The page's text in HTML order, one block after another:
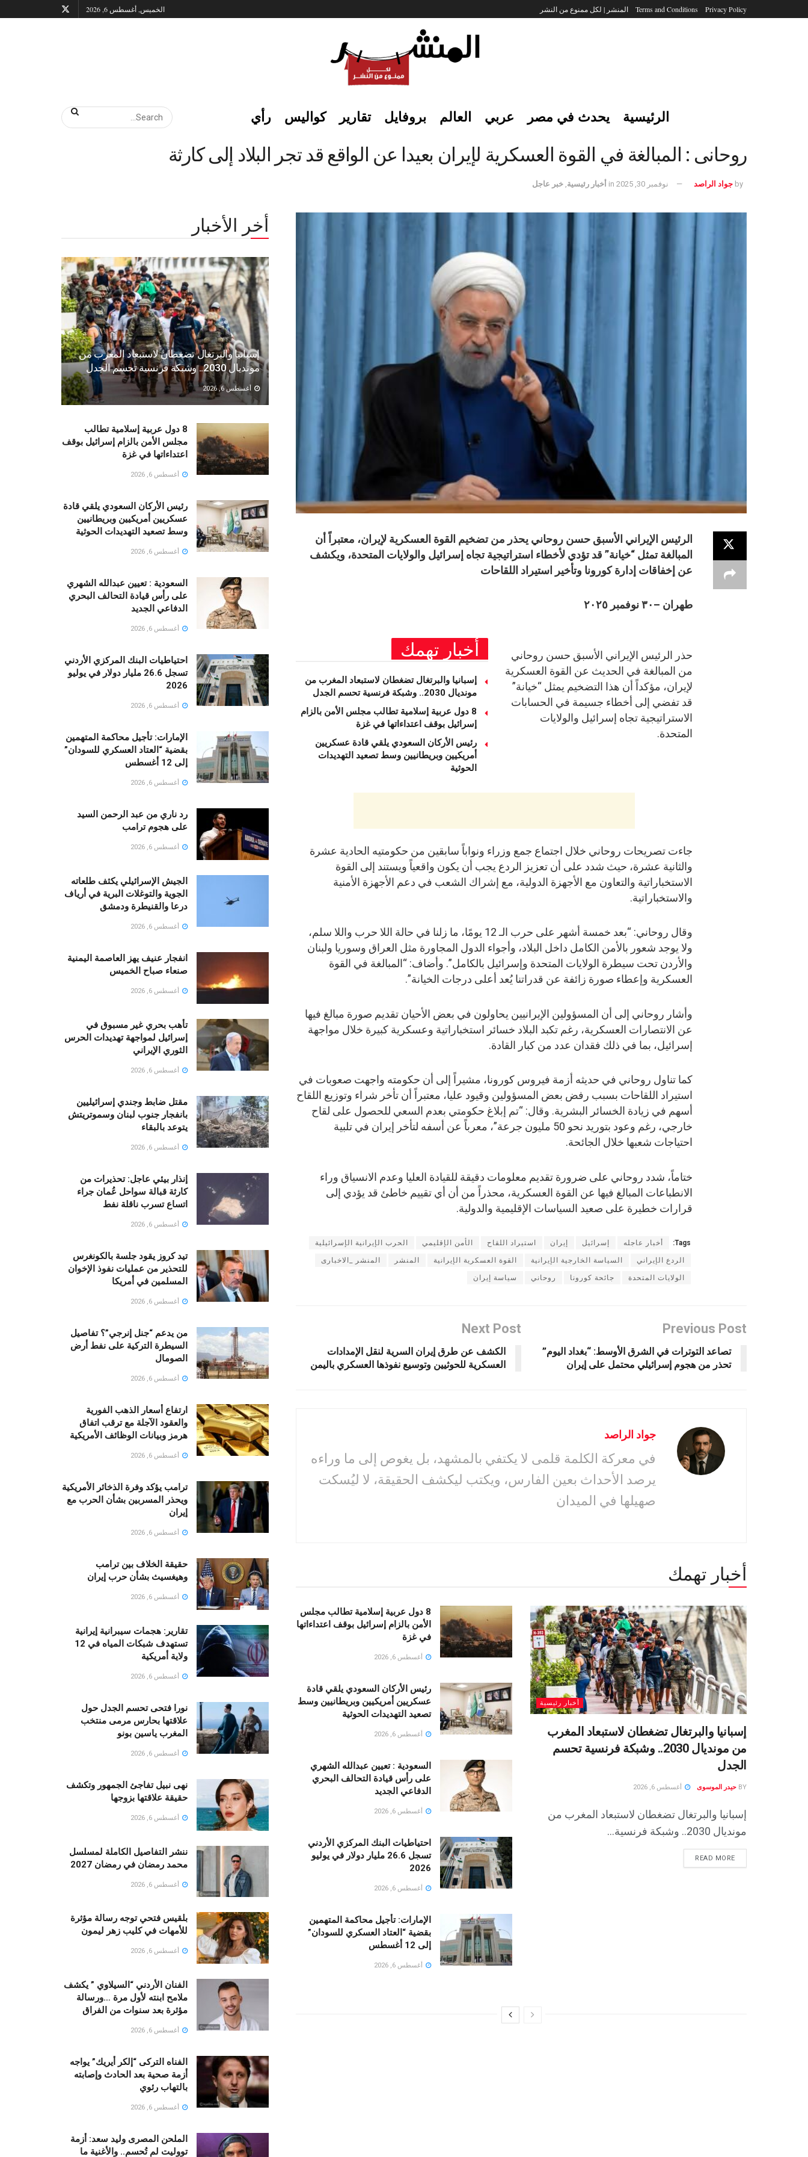
Privacy Policy
Terms and Conditions المنشر | لكل ممنوع من النشر الخميس, أغسطس 6, 2026
الرئيسية يحدث في مصر عربي العالم بروفايل تقارير كواليس رأي
روحانى : المبالغة في القوة العسكرية لإيران بعيدا عن الواقع قد تجر البلاد إلى كارثة
by جواد الراصد نوفمبر 30, 2025 in أخبار رئيسية خبر عاجل
الرئيس الإيراني الأسبق حسن روحاني يحذر من تضخيم القوة العسكرية لإيران، معتبراً أن
المبالغة تمثل “خيانة” قد تؤدي لأخطاء استراتيجية تجاه إسرائيل والولايات المتحدة، ويكشف
عن إخفاقات إدارة كورونا وتأخير استيراد اللقاحات
طهران –٣٠ نوفمبر ٢٠٢٥
أخبار تهمك
إسبانيا والبرتغال تضغطان لاستبعاد المغرب من
مونديال 2030.. وشبكة فرنسية تحسم الجدل
8 دول عربية إسلامية تطالب مجلس الأمن بالزام
إسرائيل بوقف اعتداءاتها في غزة
رئيس الأركان السعودي يلقي قادة عسكريين
أمريكيين وبريطانيين وسط تصعيد التهديدات
الحوثية
حذر الرئيس الإيراني الأسبق حسن روحاني
من المبالغة في الحديث عن القوة العسكرية
لإيران، مؤكداً أن هذا التضخيم يمثل “خيانة”
قد تفضي إلى أخطاء جسيمة في الحسابات
الاستراتيجية تجاه إسرائيل والولايات
المتحدة.
جاءت تصريحات روحاني خلال اجتماع جمع وزراء ونواباً سابقين من حكومتيه الحادية عشرة
والثانية عشرة، حيث شدد على أن تعزيز الردع يجب أن يكون واقعياً ويستند إلى القوة
الاستخباراتية والتعاون مع الأجهزة الدولية، مع إشراك الشعب في دعم الأجهزة الأمنية
والاستخباراتية.
وقال روحاني: “بعد خمسة أشهر على حرب الـ 12 يومًا، ما زلنا في حالة اللا حرب واللا سلم،
ولا يوجد شعور بالأمن الكامل داخل البلاد، وأجواء الدول المجاورة مثل العراق وسوريا ولبنان
والأردن تحت سيطرة الولايات المتحدة وإسرائيل بالكامل”. وأضاف: “المبالغة في القوة
العسكرية وإعطاء صورة زائفة عن قدراتنا يُعد أعلى درجات الخيانة”.
وأشار روحاني إلى أن المسؤولين الإيرانيين يحاولون في بعض الأحيان تقديم صورة مبالغ فيها
عن الانتصارات العسكرية، رغم تكبد البلاد خسائر استخباراتية وعسكرية كبيرة خلال مواجهة
إسرائيل، بما في ذلك فقدان عدد من كبار القادة.
كما تناول روحاني في حديثه أزمة فيروس كورونا، مشيراً إلى أن حكومته واجهت صعوبات في
استيراد اللقاحات بسبب رفض بعض المسؤولين وقيود عليا، معتبراً أن تأخر شراء وتوزيع اللقاح
أسهم في زيادة الخسائر البشرية. وقال: “تم إبلاغ حكومتي بعدم السعي للحصول على لقاح
خارجي، رغم وعود بتوريد نحو 50 مليون جرعة”، معرباً عن أسفه لتأخر إيران في تلبية
احتياجات شعبها خلال الجائحة.
ختاماً، شدد روحاني على ضرورة تقديم معلومات دقيقة للقيادة العليا وعدم الانسياق وراء
الانطباعات المبالغ فيها عن القوة العسكرية، محذراً من أن أي تقييم خاطئ قد يؤدي إلى
قرارات خطيرة على صعيد السياسات الإقليمية والدولية.
Tags: أخبار عاجله إسرائيل إيران استيراد اللقاح الأمن الإقليمي الحرب الإيرانية الإسرائيلية
الردع الإيراني السياسة الخارجية الإيرانية القوة العسكرية الإيرانية المنشر المنشر _الاخبارى
الولايات المتحدة جائحة كورونا روحاني سياسة إيران
Previous Post
تصاعد التوترات في الشرق الأوسط: “بغداد اليوم”
تحذر من هجوم إسرائيلي محتمل على إيران
Next Post
الكشف عن طرق إيران السرية لنقل الإمدادات
العسكرية للحوثيين وتوسيع نفوذها العسكري باليمن
جواد الراصد
في معركة الكلمة قلمى لا يكتفي بالمشهد، بل يغوص إلى ما وراءه
يرصد الأحداث بعين الفارس، ويكتب ليكشف الحقيقة، لا ليُسكت
صهيلها في الميدان
أخبار تهمك
أخبار رئيسية
إسبانيا والبرتغال تضغطان لاستبعاد المغرب
من مونديال 2030.. وشبكة فرنسية تحسم
الجدل
BY حيدر الموسوى أغسطس 6, 2026
إسبانيا والبرتغال تضغطان لاستبعاد المغرب من
مونديال 2030.. وشبكة فرنسية...
READ MORE
8 دول عربية إسلامية تطالب مجلس
الأمن بالزام إسرائيل بوقف اعتداءاتها
في غزة
أغسطس 6, 2026
رئيس الأركان السعودي يلقي قادة
عسكريين أمريكيين وبريطانيين وسط
تصعيد التهديدات الحوثية
أغسطس 6, 2026
السعودية : تعيين عبدالله الشهري
على رأس قيادة التحالف البحري
الدفاعي الجديد
أغسطس 6, 2026
احتياطيات البنك المركزي الأردني
تسجل 26.6 مليار دولار في يوليو
2026
أغسطس 6, 2026
الإمارات: تأجيل محاكمة المتهمين
بقضية “العتاد العسكري للسودان”
إلى 12 أغسطس
أغسطس 6, 2026
أخر الأخبار
إسبانيا والبرتغال تضغطان لاستبعاد المغرب من
مونديال 2030.. وشبكة فرنسية تحسم الجدل
أغسطس 6, 2026
8 دول عربية إسلامية تطالب
مجلس الأمن بالزام إسرائيل بوقف
اعتداءاتها في غزة
أغسطس 6, 2026
رئيس الأركان السعودي يلقي قادة
عسكريين أمريكيين وبريطانيين
وسط تصعيد التهديدات الحوثية
أغسطس 6, 2026
السعودية : تعيين عبدالله الشهري
على رأس قيادة التحالف البحري
الدفاعي الجديد
أغسطس 6, 2026
احتياطيات البنك المركزي الأردني
تسجل 26.6 مليار دولار في يوليو
2026
أغسطس 6, 2026
الإمارات: تأجيل محاكمة المتهمين
بقضية “العتاد العسكري للسودان”
إلى 12 أغسطس
أغسطس 6, 2026
رد ناري من عبد الرحمن السيد
على هجوم ترامب
أغسطس 6, 2026
الجيش الإسرائيلي يكثف طلعاته
الجوية والتوغلات البرية في أرياف
درعا والقنيطرة ودمشق
أغسطس 6, 2026
انفجار عنيف يهز العاصمة اليمنية
صنعاء صباح الخميس
أغسطس 6, 2026
تأهب بحري غير مسبوق في
إسرائيل لمواجهة تهديدات الحرس
الثوري الإيراني
أغسطس 6, 2026
مقتل ضابط وجندي إسرائيليين
بانفجار جنوب لبنان وسموتريتش
يتوعد بالبقاء
أغسطس 6, 2026
إنذار بيئي عاجل: تحذيرات من
كارثة قبالة سواحل عُمان جراء
اتساع تسرب ناقلة نفط
أغسطس 6, 2026
تيد كروز يقود جلسة بالكونغرس
للتحذير من عمليات نفوذ الإخوان
المسلمين في أمريكا
أغسطس 6, 2026
من يدعم “جنل إنرجي”؟ تفاصيل
السيطرة التركية على نفط أرض
الصومال
أغسطس 6, 2026
ارتفاع أسعار الذهب الفورية
والعقود الآجلة مع ترقب اتفاق
هرمز وبيانات الوظائف الأمريكية
أغسطس 6, 2026
ترامب يؤكد وفرة الذخائر الأمريكية
ويحذر المسربين بشأن الحرب مع
إيران
أغسطس 6, 2026
حقيقة الخلاف بين ترامب
وهيغسيث بشأن حرب إيران
أغسطس 6, 2026
تقارير: هجمات سيبرانية إيرانية
تستهدف شبكات المياه في 12
ولاية أمريكية
أغسطس 6, 2026
نورا فتحى تحسم الجدل حول
علاقتها بحارس مرمى منتخب
المغرب ياسين بونو ‏
أغسطس 6, 2026
نهى نبيل تفاجئ الجمهور وتكشف
حقيقة علاقتها بزوجها
أغسطس 6, 2026
ننشر التفاصيل الكاملة لمسلسل
محمد رمضان في رمضان 2027
أغسطس 6, 2026
بلقيس فتحي توجه رسالة مؤثرة
للأمهات في كليب زهر ليمون ‏
أغسطس 6, 2026
الفنان الأردني “السيلاوي ” يكشف
ملامح ابنته لأول مرة …ورسالة
مؤثرة بعد سنوات من الفراق
أغسطس 6, 2026
الفناه التركى “إلكر أيريك” يواجه
أزمة صحية بعد الحادث وإصابته
بالتهاب رئوي
أغسطس 6, 2026
الملحن المصرى وليد سعد: أزمة
تووليت لم تُحسم.. والأغنية ما